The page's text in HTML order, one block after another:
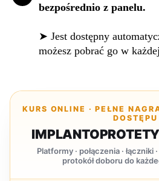
bezpośrednio z panelu.
➤ Jest dostępny
możesz pobrać go w
KURS ONLINE · PEŁNE
DOSTĘPU
Platformy · połączenia ·
protokół doboru do